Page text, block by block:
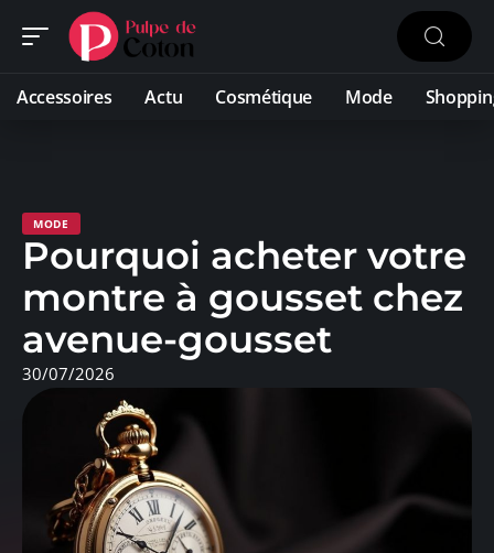
Accessoires Actu Cosmétique Mode
MODE
Pourquoi acheter votre
montre à gousset chez
avenue-gousset
30/07/2026